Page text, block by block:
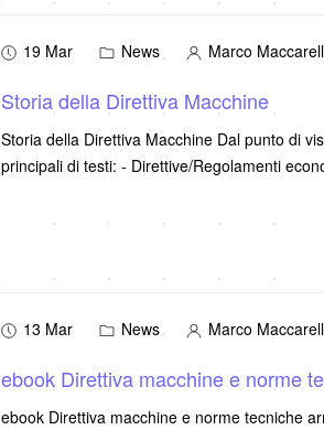
19 Mar News Marco
Storia della Direttiva Macchine
Storia della Direttiva Macchine Dal punto di vista della normativa dell'Unione europea in materia di sicurezza, ci sono due tipi
principali di testi: - Direttive/Regolamenti
13 Mar News Marco
ebook Direttiva
ebook Direttiva macchine e norme tecniche